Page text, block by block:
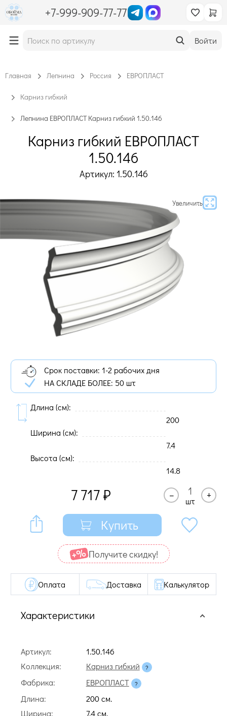
+7-999-909-77-77
Войти
Главная Лепнина Россия ЕВРОПЛАСТ
Карниз гибкий
Лепнина ЕВРОПЛАСТ Карниз гибкий 1.50.146
Карниз гибкий ЕВРОПЛАСТ
1.50.146
Артикул: 1.50.146
Увеличить
Срок поставки: 1-2 рабочих дня
НА СКЛАДЕ БОЛЕЕ: 50 шт
Длина (cм):
200
Ширина (cм):
7.4
Высота (cм):
14.8
7 717₽ –
шт
+
Купить
Получите cкидку!
Характеристики
Артикул:
1.50.146
Коллекция:
Карниз гибкий
Фабрика:
ЕВРОПЛАСТ
Длина:
200 cм.
Ширина:
7.4 cм.
Оплата Доставка Калькулятор